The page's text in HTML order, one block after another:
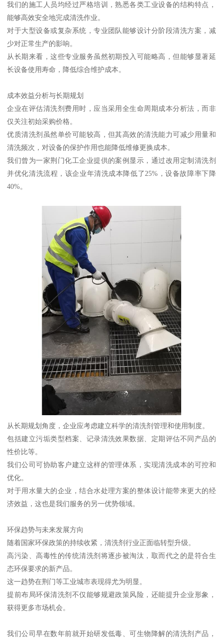
我们的施工人员均经过严格培训，熟悉各类工业设备的结构特点，
能够高效安全地完成清洗作业。
对于大型设备或复杂系统，专业团队能够设计分阶段清洗方案，减
少对正常生产的影响。
从长期来看，这些专业服务虽然初期投入可能略高，但能够显著延
长设备使用寿命，降低综合维护成本。
成本效益分析与长期规划
企业在评估清洗剂费用时，应当采用全生命周期成本分析法，而非
仅关注初始采购价格。
优质清洗剂虽然单价可能较高，但其高效的清洗能力可减少用量和
清洗频次，对设备的保护作用也能降低维修更换成本。
我们曾为一家荆门化工企业提供的案例显示，通过改用定制清洗剂
并优化清洗流程，该企业年清洗成本降低了25%，设备故障率下降
40%。
从长期规划角度，企业应考虑建立科学的清洗剂管理和使用制度。
包括建立污垢类型档案、记录清洗效果数据、定期评估不同产品的
性价比等。
我们公司可协助客户建立这样的管理体系，实现清洗成本的可控和
优化。
对于用水量大的企业，结合水处理方案的整体设计能带来更大的经
济效益，这也是我们服务的另一优势领域。
环保趋势与未来发展方向
随着国家环保政策的持续收紧，清洗剂行业正面临转型升级。
高污染、高毒性的传统清洗剂将逐步被淘汰，取而代之的是符合生
态环保要求的新产品。
这一趋势在荆门等工业城市表现得尤为明显。
提前布局环保清洗剂不仅能够规避政策风险，还能提升企业形象，
获得更多市场机会。
我们公司早在数年前就开始研发低毒、可生物降解的清洗剂产品，